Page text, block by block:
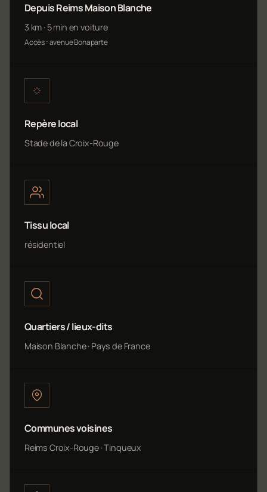
Depuis Reims Maison Blanche
3 km · 5 min en voiture
Accès : avenue Bonaparte
Repère local
Stade de la Croix-Rouge
Tissu local
résidentiel
Quartiers / lieux-dits
Maison Blanche · Pays de France
Communes voisines
Reims Croix-Rouge · Tinqueux